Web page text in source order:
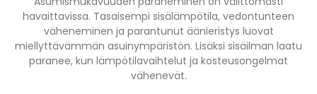
havaittavissa. Tasaisempi sisälämpötila, vedontunteen
väheneminen ja parantunut äänieristys luovat
miellyttävämmän asuinympäristön. Lisäksi sisäilman laatu
paranee, kun lämpötilavaihtelut ja kosteusongelmat
vähenevät.